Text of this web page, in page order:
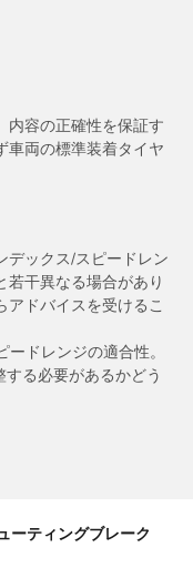
内容の正確性を保証す
車両の標準装着タイヤ
デックス/スピードレン
若干異なる場合があり
アドバイスを受けるこ
ドレンジの適合性。
る必要があるかどう
ーティングブレーク